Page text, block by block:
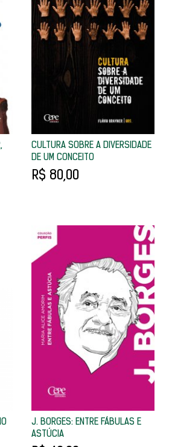
CULTURA SOBRE A DIVERSIDADE
DE UM CONCEITO
R$ 80,00
J. BORGES: ENTRE FÁBULAS E
ASTÚCIA